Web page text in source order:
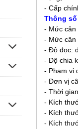
- Cấp
Thông
- Mức cân
- Mức cân
- Độ đọc:
- Độ chia
- Phạm vi
- Đơn vị
- Thời
- Kích
- Kích
- Kích